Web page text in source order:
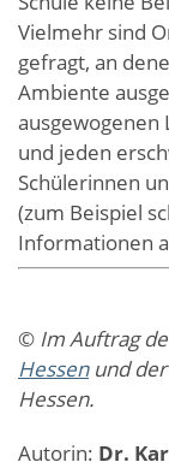
Vielmehr sind
gefragt, an
Ambiente
und jeden
Schülerinnen
(zum Beispiel
Informationen
© Im Auftrag
Hessenund der
Hessen.
Autorin: Dr.